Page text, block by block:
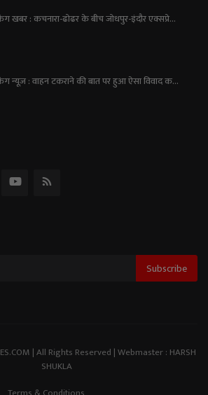
खबर : कचनारा-ढोढर के बीच जोधपुर-इंदौर एक्सप्रे...
न्यूज़ : वाहन टकराने की बात पर हुआ ऐसा विवाद क...
Subscribe
| All Rights Reserved | Webmaster : HARSH
SHUKLA